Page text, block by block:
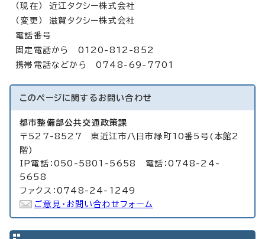
（現在） 近江タクシー株式会社
（変更） 滋賀タクシー株式会社
電話番号
固定電話から 0120-812-852
携帯電話などから 0748-69-7701
このページに関する お問い合わせ
都市整備部公共交通政策課
〒527-8527 東近江市八日市緑町10番5号(本館2
階)
IP電話：050-5801-5658 電話：0748-24-
5658
ファクス：0748-24-1249
ご意見・お問い合わせフォーム